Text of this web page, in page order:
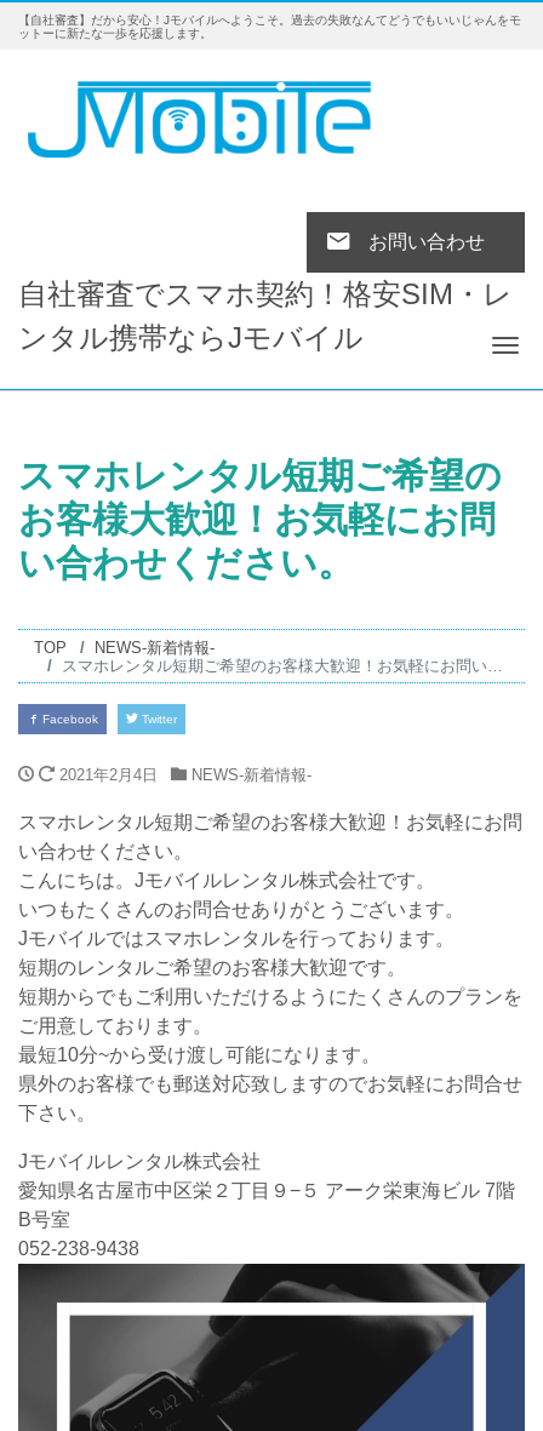
【自社審査】だから安心！Jモバイルへようこそ。過去の失敗なんてどうでもいいじゃんをモ
ットーに新たな一歩を応援します。
お問い合わせ
自社審査でスマホ契約！格安SIM・レ
ンタル携帯ならJモバイル
スマホレンタル短期ご希望の
お客様大歓迎！お気軽にお問
い合わせください。
TOP
NEWS-新着情報-
スマホレンタル短期ご希望のお客様大歓迎！お気軽にお問い合わせください。
Facebook Twitter
2021年2月4日 NEWS-新着情報-
スマホレンタル短期ご希望のお客様大歓迎！お気軽にお問
い合わせください。
こんにちは。Jモバイルレンタル株式会社です。
いつもたくさんのお問合せありがとうございます。
Jモバイルではスマホレンタルを行っております。
短期のレンタルご希望のお客様大歓迎です。
短期からでもご利用いただけるようにたくさんのプランを
ご用意しております。
最短10分~から受け渡し可能になります。
県外のお客様でも郵送対応致しますのでお気軽にお問合せ
下さい。
Jモバイルレンタル株式会社
愛知県名古屋市中区栄２丁目９−５ アーク栄東海ビル 7階
B号室
052-238-9438